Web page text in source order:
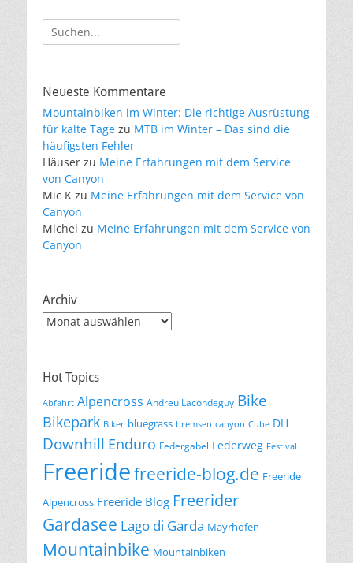
Suche
nach:
Neueste Kommentare
Mountainbiken im Winter: Die richtige Ausrüstung
für kalte Tage zu MTB im Winter – Das sind die
häufigsten Fehler
Häuser zu Meine Erfahrungen mit dem Service
von Canyon
Mic K zu Meine Erfahrungen mit dem Service von
Canyon
Michel zu Meine Erfahrungen mit dem Service von
Canyon
Archiv
Archiv
Hot Topics
Abfahrt Alpencross Andreu Lacondeguy Bike
Bikepark Biker bluegrass bremsen canyon Cube DH
Downhill Enduro Federgabel Federweg Festival
Freeridefreeride-blog.de Freeride
Alpencross Freeride Blog Freerider
Gardasee Lago di Garda Mayrhofen
Mountainbike Mountainbiken